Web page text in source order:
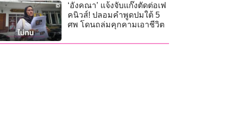
‘อังคณา’ แจ้งจับแก๊งตัดต่อเฟ
คนิวส์! ปลอมคำพูดปมใต้ 5
ศพ โดนถล่มคุกคามเอาชีวิต